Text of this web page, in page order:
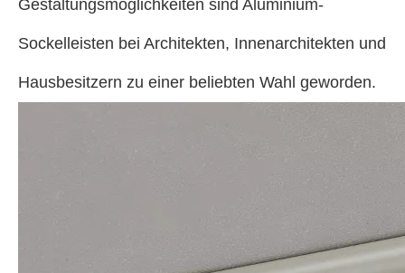
Gestaltungsmöglichkeiten sind Aluminium-
Sockelleisten bei Architekten, Innenarchitekten und
Hausbesitzern zu einer beliebten Wahl geworden.